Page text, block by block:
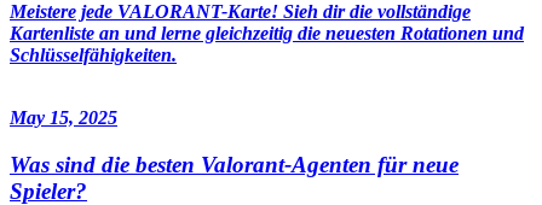
Meistere jede VALORANT-Karte! Sieh dir die vollständige
Kartenliste an und lerne gleichzeitig die neuesten Rotationen und
Schlüsselfähigkeiten.
May 15, 2025
Was sind die besten Valorant-Agenten für neue
Spieler?